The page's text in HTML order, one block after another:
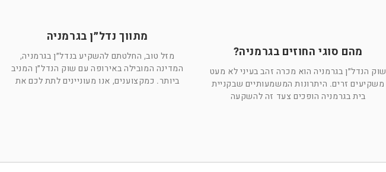
מהם סוגי החוזים בגרמניה?
שוק הנדל״ן בגרמניה הוא מכרה זהב בעיני לא מעט
משקיעים זרים. היתרונות המשמעותיים שבקניית
בית בגרמניה הופכים צעד זה להשקעה
מתווך נדל״ן בגרמניה
מזל טוב, החלטתם להשקיע בנדל״ן בגרמניה,
המדינה המובילה באירופה עם שוק הנדל״ן המניב
ביותר. כמקצוענים, אנו מעוניינים לתת לכם את